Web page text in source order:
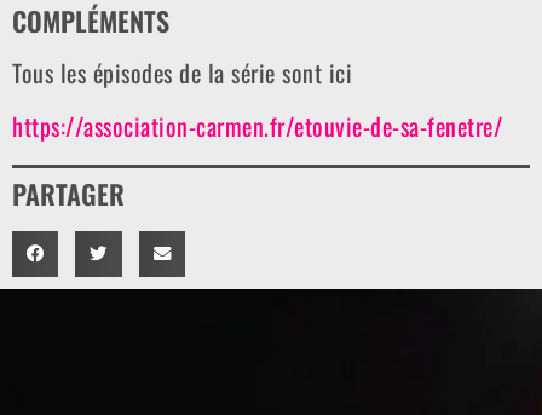
COMPLÉMENTS
Tous les épisodes de la série sont ici
https://association-carmen.fr/etouvie-de-sa-fenetre/
PARTAGER